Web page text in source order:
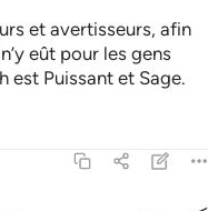
et avertisseurs, afin
eût pour les gens
est Puissant et Sage.